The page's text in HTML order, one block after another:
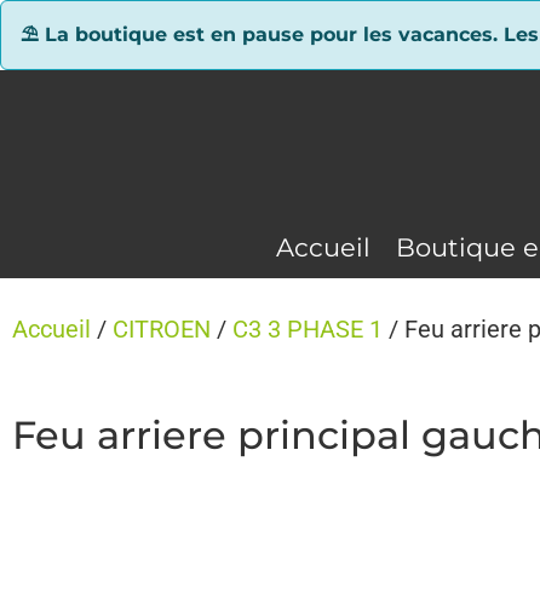
⛱ La boutique est en pause pour les vacances.
Accueil Boutique
Accueil / CITROEN / C3 3 PHASE 1 / Feu arriere
Feu arriere principal
Panneau de gestion des cookies